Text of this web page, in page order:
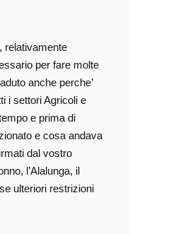
relativamente
per fare molte
anche perche’
i settori Agricoli e
e prima di
e cosa andava
dal vostro
l’Alalunga, il
ulteriori restrizioni